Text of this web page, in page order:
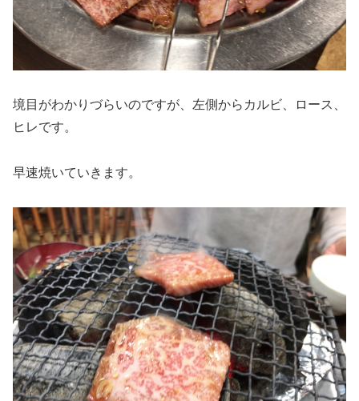
境目がわかりづらいのですが、左側からカルビ、ロース、
ヒレです。
早速焼いていきます。